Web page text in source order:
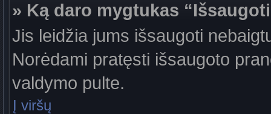
» Ką daro mygtukas
Jis leidžia jums išsaugoti
Norėdami pratęsti išsaugoto
valdymo pulte.
Į viršų